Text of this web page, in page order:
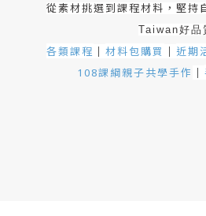
從素材挑選到課程材料，堅持
Taiwan好品
各類課程 ｜ 材料包購買 ｜ 近期
108課綱親子共學手作 ｜